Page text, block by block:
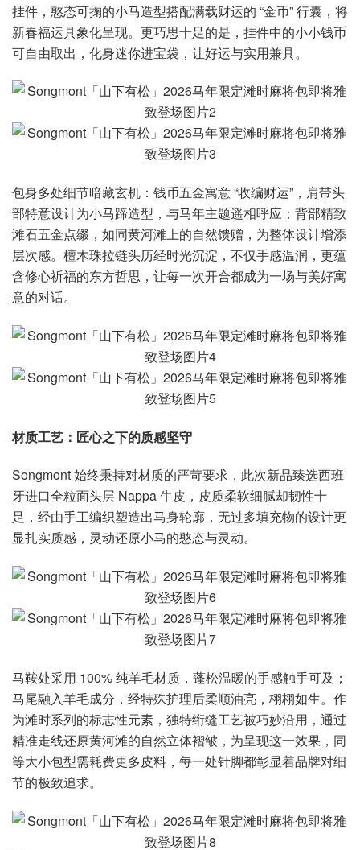
挂件，憨态可掬的小马造型搭配满载财运的 “金币” 行囊，将
新春福运具象化呈现。更巧思十足的是，挂件中的小小钱币
可自由取出，化身迷你进宝袋，让好运与实用兼具。
包身多处细节暗藏玄机：钱币五金寓意 “收编财运”，肩带头
部特意设计为小马蹄造型，与马年主题遥相呼应；背部精致
滩石五金点缀，如同黄河滩上的自然馈赠，为整体设计增添
层次感。檀木珠拉链头历经时光沉淀，不仅手感温润，更蕴
含修心祈福的东方哲思，让每一次开合都成为一场与美好寓
意的对话。
材质工艺：匠心之下的质感坚守
Songmont 始终秉持对材质的严苛要求，此次新品臻选西班
牙进口全粒面头层 Nappa 牛皮，皮质柔软细腻却韧性十
足，经由手工编织塑造出马身轮廓，无过多填充物的设计更
显扎实质感，灵动还原小马的憨态与灵动。
马鞍处采用 100% 纯羊毛材质，蓬松温暖的手感触手可及；
马尾融入羊毛成分，经特殊护理后柔顺油亮，栩栩如生。作
为滩时系列的标志性元素，独特绗缝工艺被巧妙沿用，通过
精准走线还原黄河滩的自然立体褶皱，为呈现这一效果，同
等大小包型需耗费更多皮料，每一处针脚都彰显着品牌对细
节的极致追求。